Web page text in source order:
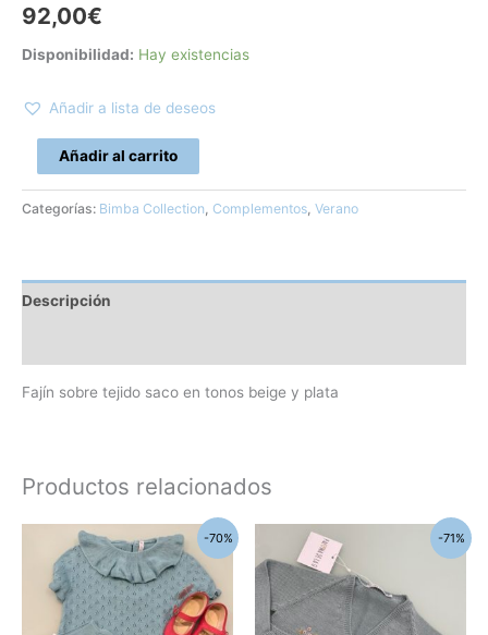
92,00€
Disponibilidad: Hay existencias
Añadir a lista de deseos
Añadir al carrito
Categorías: Bimba Collection Complementos Verano
Descripción
Fajín sobre tejido saco en tonos beige y plata
Productos relacionados
-70%
El
precio
original
era:
43,00€.
precio
actual
es:
13,00€.
Este
producto
tiene
múltiples
-71%
El
precio
original
era:
35,00€.
actual
es:
10,00€.
Este